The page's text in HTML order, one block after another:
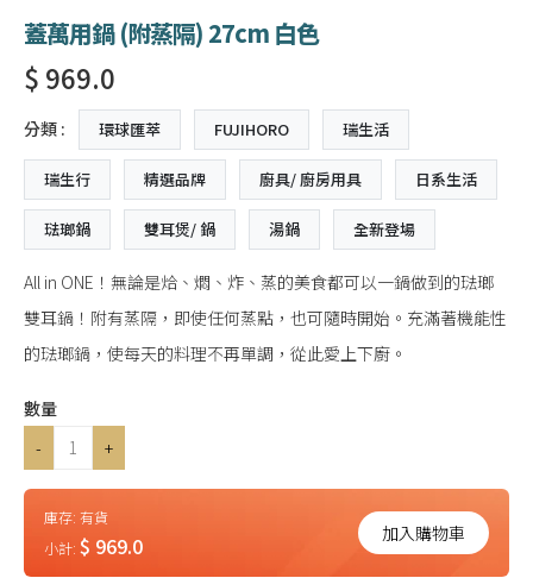
蓋萬用鍋 (附蒸隔) 27cm 白色
$ 969.0
分類 : 環球匯萃 FUJIHORO 瑞生活
瑞生行 精選品牌 廚具/ 廚房用具 日系生活
琺瑯鍋 雙耳煲/ 鍋 湯鍋 全新登場
All in ONE！無論是烚、燜、炸、蒸的美食都可以一鍋做到的琺瑯
雙耳鍋！附有蒸隔，即使任何蒸點，也可隨時開始。充滿著機能性
的琺瑯鍋，使每天的料理不再單調，從此愛上下廚。
數量
-
+
庫存: 有貨
小計: $ 969.0 加入購物車